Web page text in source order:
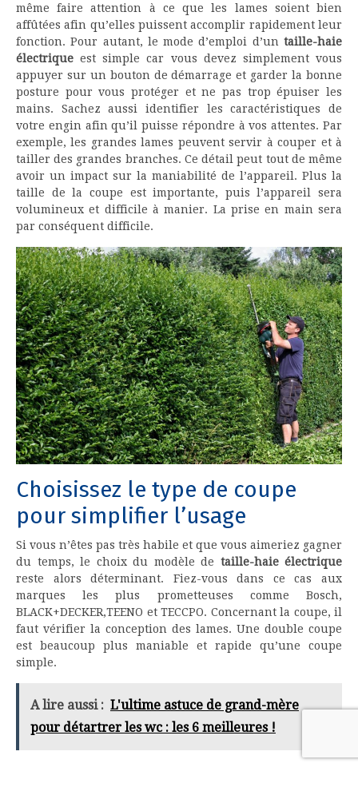
même faire attention à ce que les lames soient bien
affûtées afin qu’elles puissent accomplir rapidement leur
fonction. Pour autant, le mode d’emploi d’un taille-haie
électrique est simple car vous devez simplement vous
appuyer sur un bouton de démarrage et garder la bonne
posture pour vous protéger et ne pas trop épuiser les
mains. Sachez aussi identifier les caractéristiques de
votre engin afin qu’il puisse répondre à vos attentes. Par
exemple, les grandes lames peuvent servir à couper et à
tailler des grandes branches. Ce détail peut tout de même
avoir un impact sur la maniabilité de l’appareil. Plus la
taille de la coupe est importante, puis l’appareil sera
volumineux et difficile à manier. La prise en main sera
par conséquent difficile.
Choisissez le type de coupe
pour simplifier l’usage
Si vous n’êtes pas très habile et que vous aimeriez gagner
du temps, le choix du modèle de taille-haie électrique
reste alors déterminant. Fiez-vous dans ce cas aux
marques les plus prometteuses comme Bosch,
BLACK+DECKER,TEENO et TECCPO. Concernant la coupe, il
faut vérifier la conception des lames. Une double coupe
est beaucoup plus maniable et rapide qu’une coupe
simple.
A lire aussi : L'ultime astuce de grand-mère
pour détartrer les wc : les 6 meilleures !